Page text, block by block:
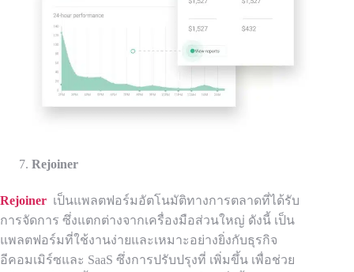
Rejoiner
Rejoiner เป็นแพลตฟอร์มอัตโนมัติทางการตลาดที่ได้รับ
การจัดการ ซึ่งแตกต่างจากเครื่องมือส่วนใหญ่ ดังนี้ เป็น
แพลตฟอร์มที่ใช้งานง่ายและเหมาะอย่างยิ่งกับธุรกิจ
อีคอมเมิร์ซและ SaaS ซึ่งการปรับปรุงที่ เพิ่มขึ้น เพื่อช่วย